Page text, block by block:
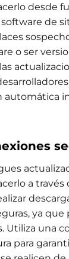
desde
de
o ser
automática
a través
ya que
Utiliza una
para